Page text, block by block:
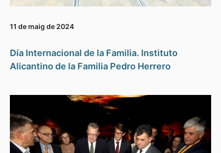
11 de maig de 2024
Día Internacional de la Familia. Instituto
Alicantino de la Familia Pedro Herrero